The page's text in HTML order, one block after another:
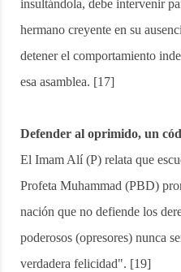
insultándola, debe intervenir
hermano creyente en su
detener el comportamiento
esa asamblea. [17]
Defender al oprimido, un
El Imam Alí (P) relata que
Profeta Muhammad (PBD)
nación que no defiende los
poderosos (opresores) nunca
verdadera felicidad". [19]